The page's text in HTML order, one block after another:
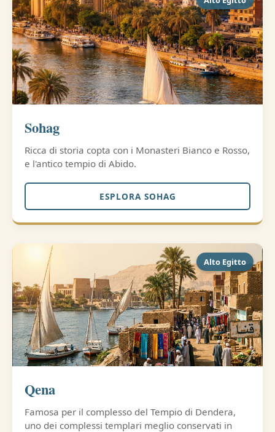
Sohag
Ricca di storia copta con i Monasteri Bianco e Rosso,
e l'antico tempio di Abido.
ESPLORA SOHAG
Alto Egitto
Qena
Famosa per il complesso del Tempio di Dendera,
uno dei complessi templari meglio conservati in